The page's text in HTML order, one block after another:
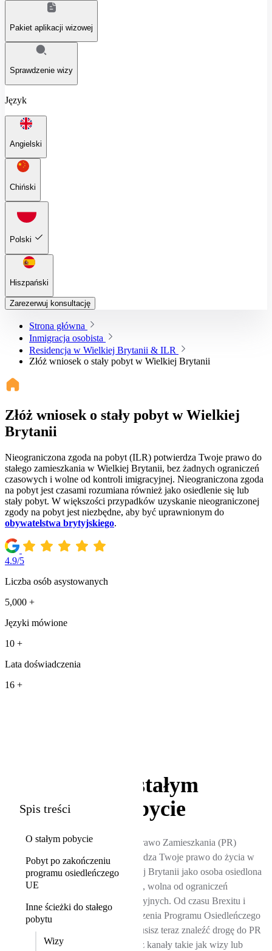
Pakiet aplikacji wizowej
Sprawdzenie wizy
Język
Angielski
Chiński
Polski
Hiszpański
Zarezerwuj konsultację
Strona główna
Inmigracja osobista
Residencja w Wielkiej Brytanii & ILR
Złóż wniosek o stały pobyt w Wielkiej Brytanii
Złóż wniosek o stały pobyt w Wielkiej
Brytanii
Nieograniczona zgoda na pobyt (ILR) potwierdza Twoje prawo do
stałego zamieszkania w Wielkiej Brytanii, bez żadnych ograniczeń
czasowych i wolne od kontroli imigracyjnej. Nieograniczona zgoda
na pobyt jest czasami rozumiana również jako osiedlenie się lub
stały pobyt. W większości przypadków uzyskanie nieograniczonej
zgody na pobyt jest niezbędne, aby być uprawnionym do
obywatelstwa brytyjskiego.
4.9/5
Liczba osób asystowanych
5,000 +
Języki mówione
10 +
Lata doświadczenia
16 +
Spis treści
O stałym pobycie
Pobyt po zakończeniu
programu osiedleńczego
UE
Inne ścieżki do stałego
pobytu
Wizy
O stałym
pobycie
Stałe Prawo Zamieszkania (PR)
potwierdza Twoje prawo do życia w
Wielkiej Brytanii jako osoba osiedlona
na stałe, wolna od ograniczeń
imigracyjnych. Od czasu Brexitu i
zakończenia Programu Osiedleńczego
UE, musisz teraz znaleźć drogę do PR
poprzez kanały takie jak wizy lub